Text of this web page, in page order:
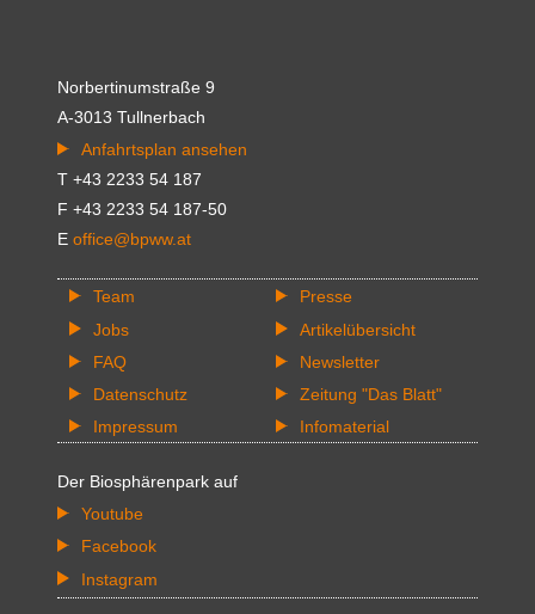
Norbertinumstraße 9
A-3013 Tullnerbach
Anfahrtsplan ansehen
T +43 2233 54 187
F +43 2233 54 187-50
E office@bpww.at
Team
Jobs
FAQ
Datenschutz
Impressum
Presse
Artikelübersicht
Newsletter
Zeitung "Das Blatt"
Infomaterial
Der Biosphärenpark auf
Youtube
Facebook
Instagram